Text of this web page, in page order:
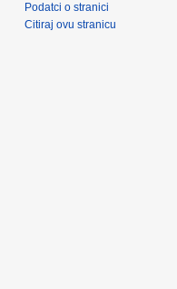
Podatci o stranici
Citiraj ovu stranicu